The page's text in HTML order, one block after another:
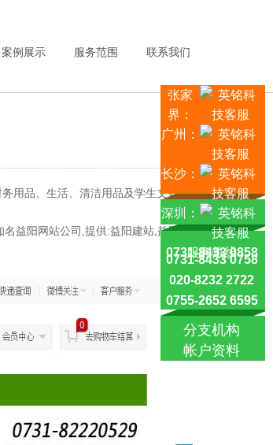
案例展示 服务范围 联系我们
用品、生活、清洁用品及学生文具
益阳网站公司,提供:益阳建站,益阳网
张家
界：
广州：
长沙：
深圳：
服务热线
0731-8433 0858
0731-8433 0758
020-8232 2722
0755-2652 6595
分支机构
帐户资料